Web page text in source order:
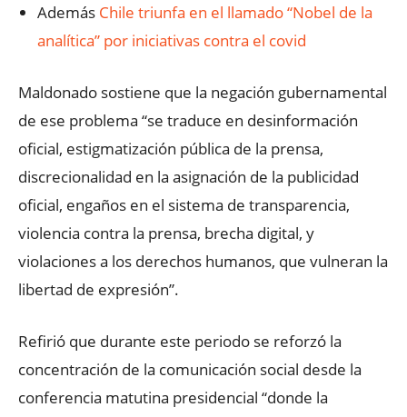
Además Chile triunfa en el llamado “Nobel de la
analítica” por iniciativas contra el covid
Maldonado sostiene que la negación gubernamental
de ese problema “se traduce en desinformación
oficial, estigmatización pública de la prensa,
discrecionalidad en la asignación de la publicidad
oficial, engaños en el sistema de transparencia,
violencia contra la prensa, brecha digital, y
violaciones a los derechos humanos, que vulneran la
libertad de expresión”.
Refirió que durante este periodo se reforzó la
concentración de la comunicación social desde la
conferencia matutina presidencial “donde la